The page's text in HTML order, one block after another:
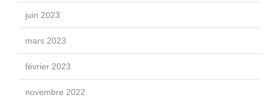
juin 2023
mars 2023
février 2023
novembre 2022